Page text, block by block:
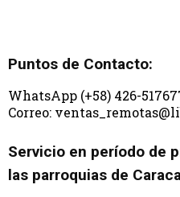
Puntos de Contacto:
WhatsApp (+58) 426-
Correo:
Servicio en período de
las parroquias de